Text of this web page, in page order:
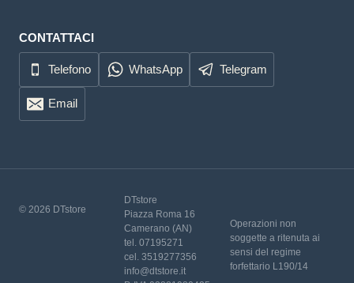
CONTATTACI
Telefono WhatsApp Telegram
Email
© 2026 DTstore
DTstore
Piazza Roma 16
Camerano (AN)
tel. 07195271
cel. 3519277356
info@dtstore.it
Operazioni non
soggette a ritenuta ai
sensi del regime
forfettario L190/14